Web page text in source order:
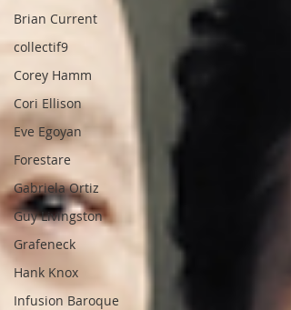
Brian Current
collectif9
Corey Hamm
Cori Ellison
Eve Egoyan
Forestare
Gabriela Ortiz
Guy Livingston
Grafeneck
Hank Knox
Infusion Baroque